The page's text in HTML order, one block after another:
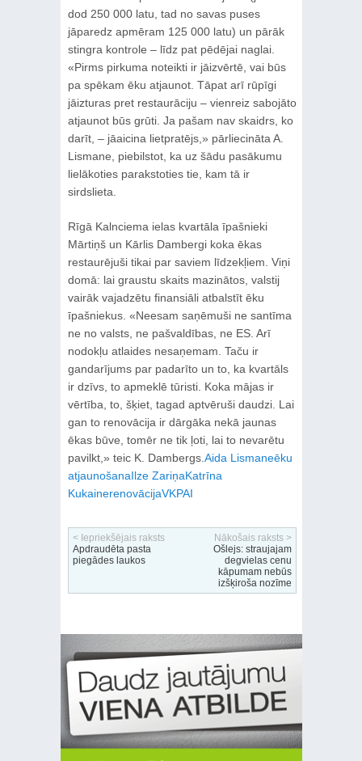
dod 250 000 latu, tad no savas puses
jāparedz apmēram 125 000 latu) un pārāk
stingra kontrole – līdz pat pēdējai naglai.
«Pirms pirkuma noteikti ir jāizvērtē, vai būs
pa spēkam ēku atjaunot. Tāpat arī rūpīgi
jāizturas pret restaurāciju – vienreiz sabojāto
atjaunot būs grūti. Ja pašam nav skaidrs, ko
darīt, – jāaicina lietpratējs,» pārliecināta A.
Lismane, piebilstot, ka uz šādu pasākumu
lielākoties parakstoties tie, kam tā ir
sirdslieta.
Rīgā Kalnciema ielas kvartāla īpašnieki
Mārtiņš un Kārlis Dambergi koka ēkas
restaurējuši tikai par saviem līdzekļiem. Viņi
domā: lai graustu skaits mazinātos, valstij
vairāk vajadzētu finansiāli atbalstīt ēku
īpašniekus. «Neesam saņēmuši ne santīma
ne no valsts, ne pašvaldības, ne ES. Arī
nodokļu atlaides nesaņemam. Taču ir
gandarījums par padarīto un to, ka kvartāls
ir dzīvs, to apmeklē tūristi. Koka mājas ir
vērtība, to, šķiet, tagad aptvēruši daudzi. Lai
gan to renovācija ir dārgāka nekā jaunas
ēkas būve, tomēr ne tik ļoti, lai to nevarētu
pavilkt,» teic K. Dambergs. Aida Lismaneēku
atjaunošanaIlze ZariņaKatrīna
KukainerenovācijaVKPAI
< Iepriekšējais raksts
Apdraudēta pasta
piegādes laukos
Nākošais raksts >
Ošlejs: straujajam
degvielas cenu
kāpumam nebūs
izšķiroša nozīme